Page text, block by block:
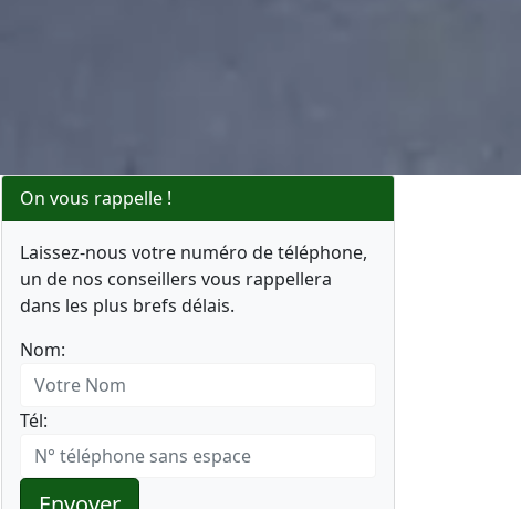
On vous rappelle !
Laissez-nous votre numéro de téléphone,
un de nos conseillers vous rappellera
dans les plus brefs délais.
Nom:
Tél: